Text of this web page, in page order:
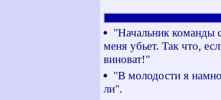
Милан (Bambarbia, Kiev)
"Начальник команды
меня убьет. Так что,
виноват!"
"В молодости я
ли".